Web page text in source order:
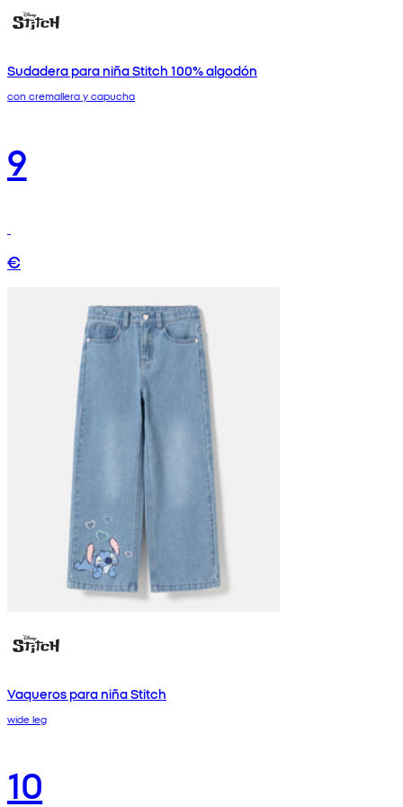
Sudadera para niña Stitch 100% algodón
con cremallera y capucha
9
€
Vaqueros para niña Stitch
wide leg
10